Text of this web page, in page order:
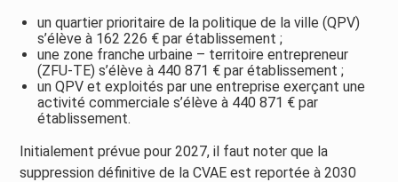
un quartier prioritaire de la politique de la ville (QPV)
s’élève à 162 226 € par établissement ;
une zone franche urbaine – territoire entrepreneur
(ZFU-TE) s’élève à 440 871 € par établissement ;
un QPV et exploités par une entreprise exerçant une
activité commerciale s’élève à 440 871 € par
établissement.
Initialement prévue pour 2027, il faut noter que la
suppression définitive de la CVAE est reportée à 2030